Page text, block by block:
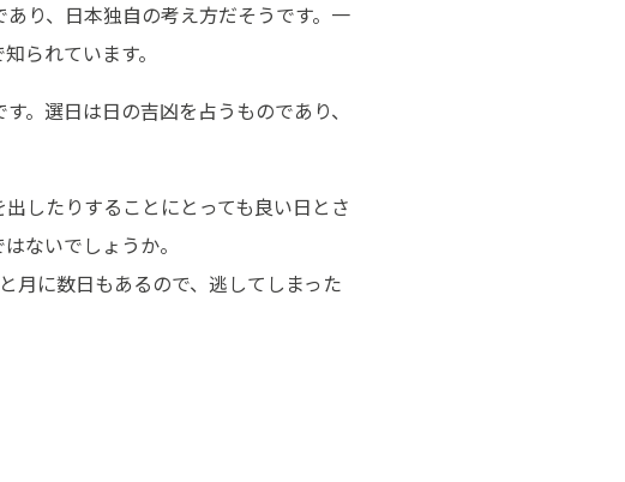
り、日本独自の考え方だそうです。一
られています。
。選日は日の吉凶を占うものであり、
したりすることにとっても良い日とさ
ないでしょうか。
月に数日もあるので、逃してしまった